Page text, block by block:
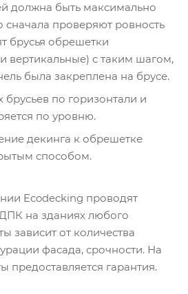
должна быть максимально
сначала проверяют ровность
брусья обрешетки
вертикальные) с таким шагом,
была закреплена на брусе.
по горизонтали и
по уровню.
декинга к обрешетке
способом.
Ecodecking проводят
на зданиях любого
зависит от количества
фасада, срочности. На
предоставляется гарантия.